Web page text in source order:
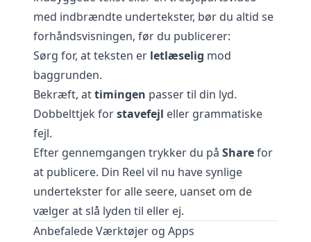
med indbrændte undertekster, bør du altid se
forhåndsvisningen, før du publicerer:
Sørg for, at teksten er letlæselig mod
baggrunden.
Bekræft, attimingen passer til din lyd.
Dobbelttjek forstavefejl eller grammatiske
fejl.
Efter gennemgangen trykker du på Sharefor
at publicere. Din Reel vil nu have synlige
undertekster for alle seere, uanset om de
vælger at slå lyden til eller ej.
Anbefalede Værktøjer og Apps